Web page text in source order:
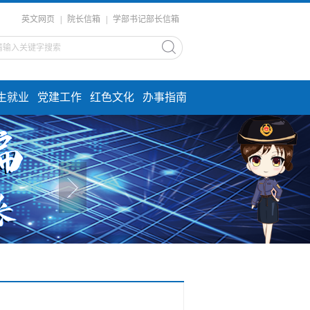
英文网页 院长信箱 学部书记部长信箱
就业 党建工作 红色文化 办事指南